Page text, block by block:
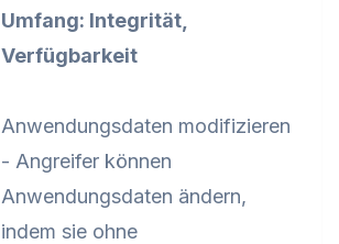
Umfang: Integrität,
Verfügbarkeit
Anwendungsdaten modifizieren
- Angreifer können
Anwendungsdaten ändern,
indem sie ohne